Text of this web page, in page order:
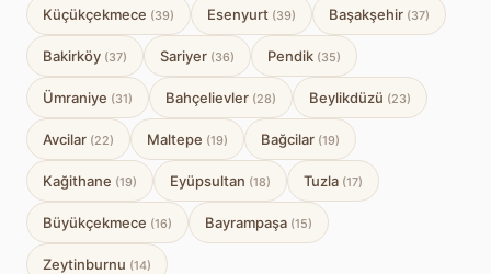
Küçükçekmece (39) Esenyurt (39) Başakşehir (37)
Bakirköy (37) Sariyer (36) Pendik (35)
Ümraniye (31) Bahçelievler (28) Beylikdüzü (23)
Avcilar (22) Maltepe (19) Bağcilar (19)
Kağithane (19) Eyüpsultan (18) Tuzla (17)
Büyükçekmece (16) Bayrampaşa (15)
Zeytinburnu (14)